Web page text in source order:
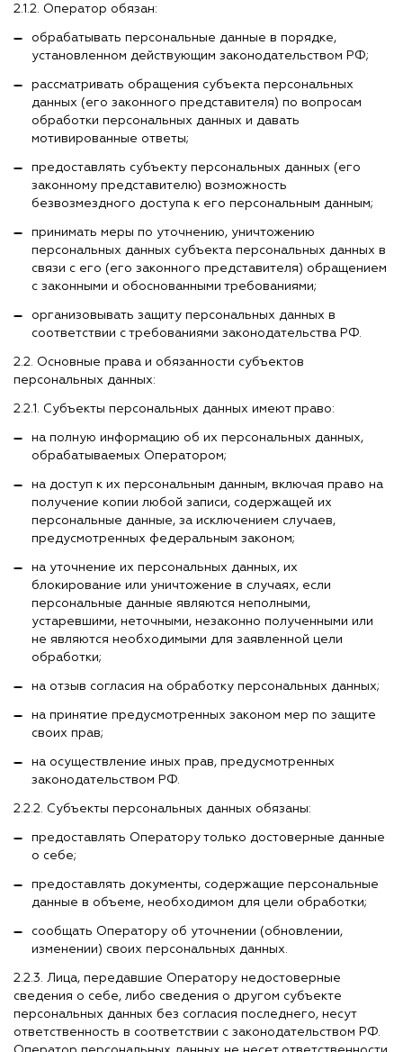
2.1.2. Оператор обязан:
обрабатывать персональные данные в порядке,
установленном действующим законодательством РФ;
рассматривать обращения субъекта персональных
данных (его законного представителя) по вопросам
обработки персональных данных и давать
мотивированные ответы;
предоставлять субъекту персональных данных (его
законному представителю) возможность
безвозмездного доступа к его персональным данным;
принимать меры по уточнению, уничтожению
персональных данных субъекта персональных данных в
связи с его (его законного представителя) обращением
с законными и обоснованными требованиями;
организовывать защиту персональных данных в
соответствии с требованиями законодательства РФ.
2.2. Основные права и обязанности субъектов
персональных данных:
2.2.1. Субъекты персональных данных имеют право:
на полную информацию об их персональных данных,
обрабатываемых Оператором;
на доступ к их персональным данным, включая право на
получение копии любой записи, содержащей их
персональные данные, за исключением случаев,
предусмотренных федеральным законом;
на уточнение их персональных данных, их
блокирование или уничтожение в случаях, если
персональные данные являются неполными,
устаревшими, неточными, незаконно полученными или
не являются необходимыми для заявленной цели
обработки;
на отзыв согласия на обработку персональных данных;
на принятие предусмотренных законом мер по защите
своих прав;
на осуществление иных прав, предусмотренных
законодательством РФ.
2.2.2. Субъекты персональных данных обязаны:
предоставлять Оператору только достоверные данные
о себе;
предоставлять документы, содержащие персональные
данные в объеме, необходимом для цели обработки;
сообщать Оператору об уточнении (обновлении,
изменении) своих персональных данных.
2.2.3. Лица, передавшие Оператору недостоверные
сведения о себе, либо сведения о другом субъекте
персональных данных без согласия последнего, несут
ответственность в соответствии с законодательством РФ.